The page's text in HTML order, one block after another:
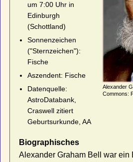
Alexander
Commons:
um 7:00 Uhr in
Edinburgh
(Schottland)
Sonnenzeichen
("Sternzeichen"):
Fische
Aszendent: Fische
Datenquelle:
AstroDatabank,
Craswell zitiert
Geburtsurkunde, AA
Biographisches
Alexander Graham Bell war ein